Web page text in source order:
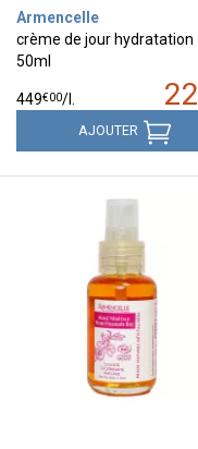
Armencelle
crème de jour hydratation
50ml
22
449€00/
AJOUTER